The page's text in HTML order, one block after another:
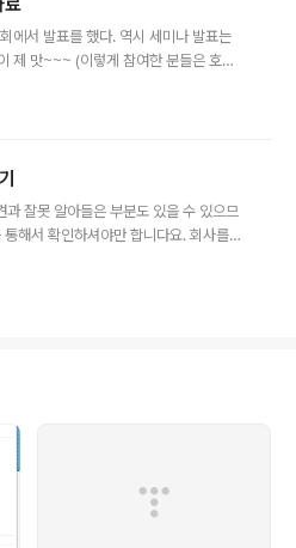
에서 발표를 했다. 역시 세미나 발표는
제 맛~~~ (이렇게 참여한 분들은 호응
for-java-developer/ 동영상도 찍
잘못 알아들은 부분도 있을 수 있으므
해서 확인하셔야만 합니다요. 회사를
쿠버에서 열렸고, Westin Bayshore
(?) 사람들을 말한다. 컨퍼런스에 두번
이 트이지 않는한 말을 잘 걸지 않고, 엄